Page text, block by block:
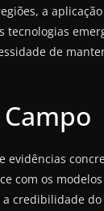
a
de
evidências
com os
credibilidade